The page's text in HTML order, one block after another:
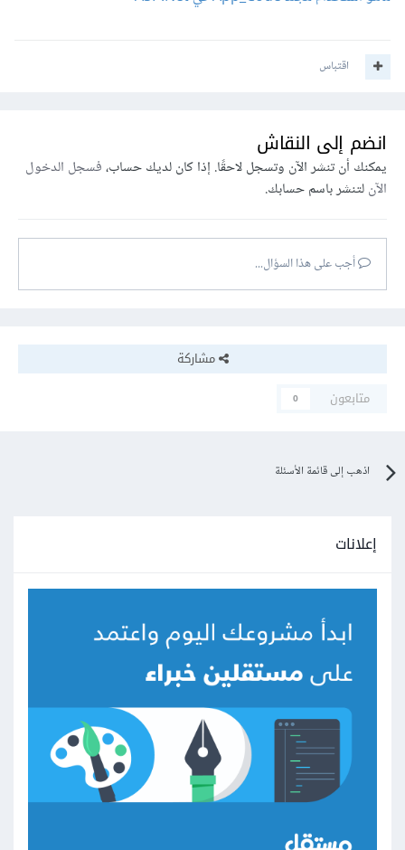
اقتباس
انضم إلى النقاش
يمكنك أن تنشر الآن وتسجل لاحقًا. إذا كان لديك حساب،فسجل الدخول
الآنلتنشر باسم حسابك.
أجب على هذا السؤال...
مشاركة
متابعون
0
اذهب إلى قائمة الأسئلة
إعلانات